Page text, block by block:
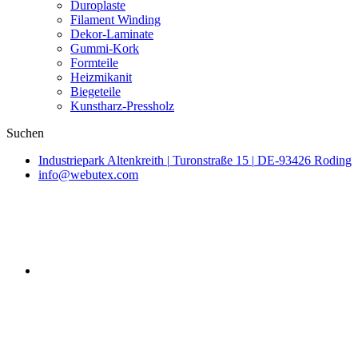
Duroplaste
Filament Winding
Dekor-Laminate
Gummi-Kork
Formteile
Heizmikanit
Biegeteile
Kunstharz-Pressholz
Suchen
Industriepark Altenkreith | Turonstraße 15 | DE-93426 Roding
info@webutex.com